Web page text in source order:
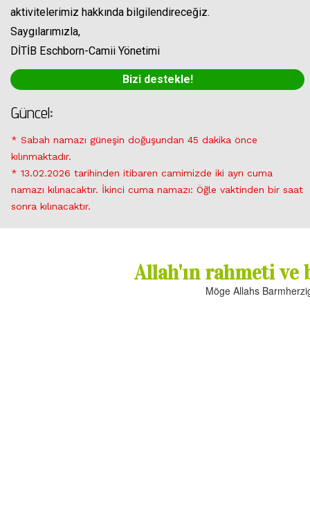
aktivitelerimiz hakkında bilgilendireceğiz.
Saygılarımızla,
DİTİB Eschborn-Camii Yönetimi
Güncel:
* Sabah namazı güneşin doğuşundan 45 dakika önce
kılınmaktadır.
* 13.02.2026 tarihinden itibaren camimizde iki ayrı cuma
namazı kılınacaktır. İkinci cuma namazı: Öğle vaktinden bir saat
sonra kılınacaktır.
Bizi destekle!
Allah'ın rahmeti ve
Möge Allahs